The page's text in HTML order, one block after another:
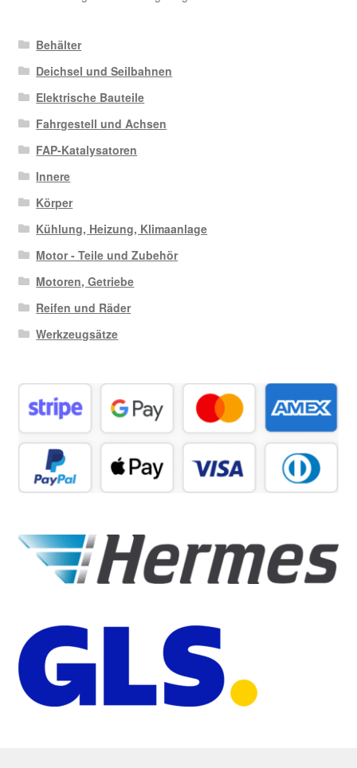
Behälter
Deichsel und Seilbahnen
Elektrische Bauteile
Fahrgestell und Achsen
FAP-Katalysatoren
Innere
Körper
Kühlung, Heizung, Klimaanlage
Motor - Teile und Zubehör
Motoren, Getriebe
Reifen und Räder
Werkzeugsätze